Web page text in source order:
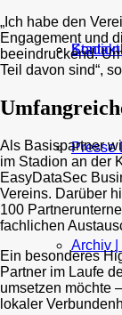
Kontakt
Presse
Archiv |
„Ich habe den
Engagement und
beeindruckend.
Teil davon sind“,
Als Basispartner
im Stadion an der
EasyDataSec
Vereins. Darüber
100
fachlichen
Ein besonderes
Partner im Laufe
umsetzen möchte
lokaler